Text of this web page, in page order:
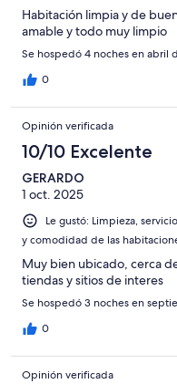
Habitación limpia y de
amable y todo muy limpio
Se hospedó 4 noches en abril
0
Opinión verificada
10/10 Excelente
GERARDO
1 oct. 2025
Le gustó: Limpieza,
y comodidad de las
Muy bien ubicado, cerca
tiendas y sitios de interes
Se hospedó 3 noches en
0
Opinión verificada